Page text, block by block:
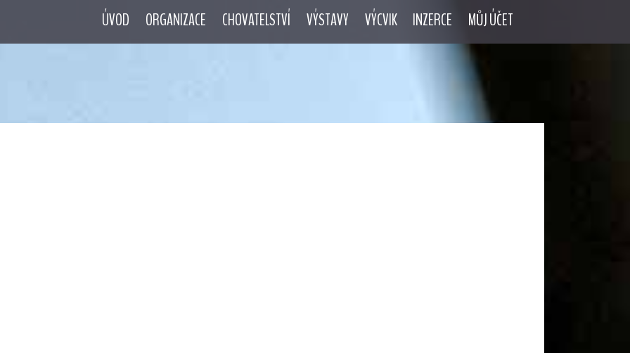
ÚVOD ORGANIZACE CHOVATELSTVÍ VÝSTAVY VÝCVIK INZERCE MŮJ ÚČET